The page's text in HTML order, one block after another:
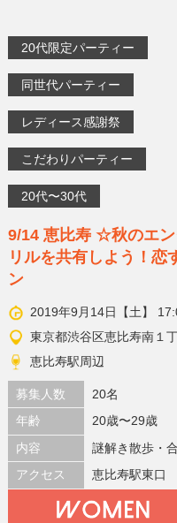
20代限定パーティー
同世代パーティー
レディース感謝祭
こだわりパーティー
20代〜30代
9/14 恵比寿 ☆秋のエ
リルを共有しよう！恋
ン
2019年9月14日【土】
東京都渋谷区恵比寿南１
恵比寿駅周辺
募集人数
20名
年齢
20歳〜29歳
内容
謎解き散歩・
アクセス
恵比寿駅東口